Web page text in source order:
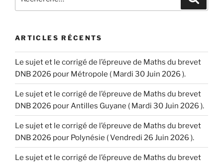
pour
ARTICLES RÉCENTS
Le sujet et le corrigé de l’épreuve de Maths du brevet
DNB 2026 pour Métropole ( Mardi 30 Juin 2026 ).
Le sujet et le corrigé de l’épreuve de Maths du brevet
DNB 2026 pour Antilles Guyane ( Mardi 30 Juin 2026 ).
Le sujet et le corrigé de l’épreuve de Maths du brevet
DNB 2026 pour Polynésie ( Vendredi 26 Juin 2026 ).
Le sujet et le corrigé de l’épreuve de Maths du brevet